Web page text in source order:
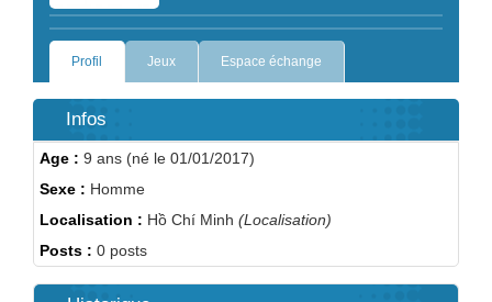
Profil Jeux Espace échange
Infos
Age : 9 ans (né le 01/01/2017)
Sexe : Homme
Localisation : Hồ Chí Minh (Localisation)
Posts : 0 posts